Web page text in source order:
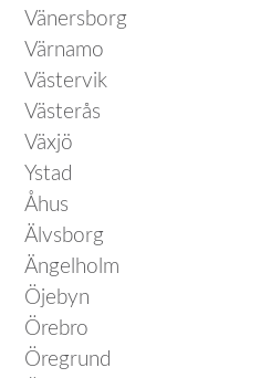
Vänersborg
Värnamo
Västervik
Västerås
Växjö
Ystad
Åhus
Älvsborg
Ängelholm
Öjebyn
Örebro
Öregrund